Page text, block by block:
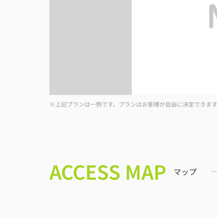
※上記プランは一例です。プランはお客様が自由に決定できま
ACCESS MAP マップ